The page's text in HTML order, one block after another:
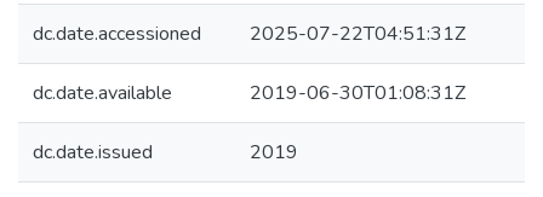
dc.date.accessioned 2025-07-22T04:51:31Z
dc.date.available 2019-06-30T01:08:31Z
dc.date.issued 2019